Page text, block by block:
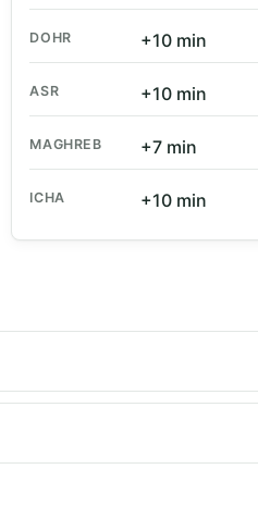
DOHR +10 min
ASR +10 min
MAGHREB +7 min
ICHA +10 min